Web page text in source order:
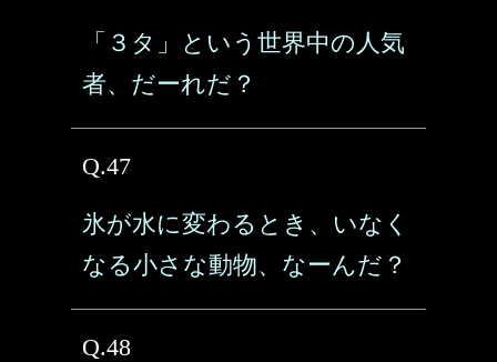
「３タ」という世界中の人気
者、だーれだ？
Q.47
氷が水に変わるとき、いなく
なる小さな動物、なーんだ？
Q.48